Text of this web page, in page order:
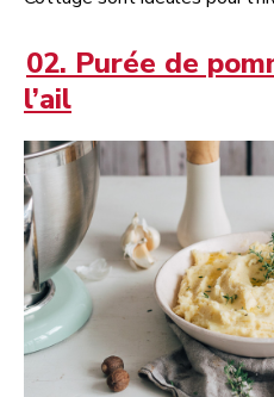
02. Purée de
l’ail